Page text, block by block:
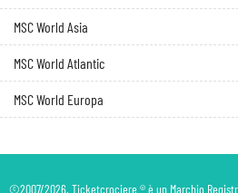
MSC World Asia
MSC World Atlantic
MSC World Europa
©2007/2026. Ticketcrociere ® è un Marchio